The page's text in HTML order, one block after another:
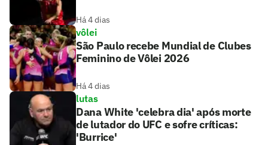
Há 4 dias
vôlei
São Paulo recebe Mundial de Clubes
Feminino de Vôlei 2026
Há 4 dias
lutas
Dana White 'celebra dia' após morte
de lutador do UFC e sofre críticas:
'Burrice'